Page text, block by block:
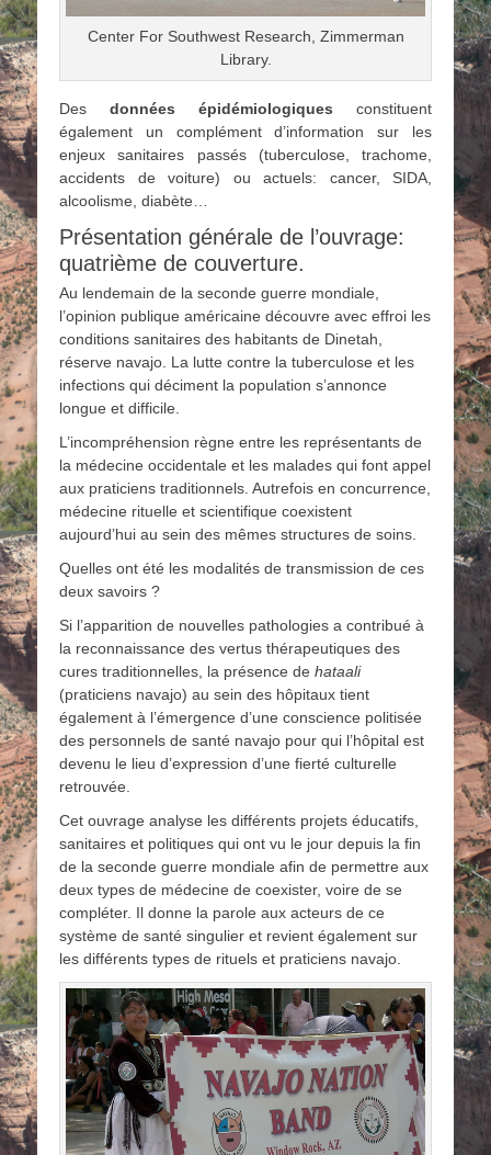
Center For Southwest Research, Zimmerman
Library.
Des données épidémiologiques constituent
également un complément d’information sur les
enjeux sanitaires passés (tuberculose, trachome,
accidents de voiture) ou actuels: cancer, SIDA,
alcoolisme, diabète…
Présentation générale de l’ouvrage:
quatrième de couverture.
Au lendemain de la seconde guerre mondiale,
l’opinion publique américaine découvre avec effroi les
conditions sanitaires des habitants de Dinetah,
réserve navajo. La lutte contre la tuberculose et les
infections qui déciment la population s’annonce
longue et difficile.
L’incompréhension règne entre les représentants de
la médecine occidentale et les malades qui font appel
aux praticiens traditionnels. Autrefois en concurrence,
médecine rituelle et scientifique coexistent
aujourd’hui au sein des mêmes structures de soins.
Quelles ont été les modalités de transmission de ces
deux savoirs ?
Si l’apparition de nouvelles pathologies a contribué à
la reconnaissance des vertus thérapeutiques des
cures traditionnelles, la présence de hataali
(praticiens navajo) au sein des hôpitaux tient
également à l’émergence d’une conscience politisée
des personnels de santé navajo pour qui l’hôpital est
devenu le lieu d’expression d’une fierté culturelle
retrouvée.
Cet ouvrage analyse les différents projets éducatifs,
sanitaires et politiques qui ont vu le jour depuis la fin
de la seconde guerre mondiale afin de permettre aux
deux types de médecine de coexister, voire de se
compléter. Il donne la parole aux acteurs de ce
système de santé singulier et revient également sur
les différents types de rituels et praticiens navajo.